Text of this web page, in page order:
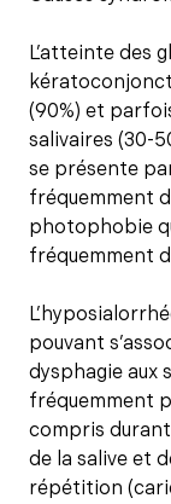
L’atteinte des
(90%) et
salivaires (30-
se présente
fréquemment
photophobie
fréquemment
pouvant
dysphagie aux
fréquemment
compris
de la salive et
répétition